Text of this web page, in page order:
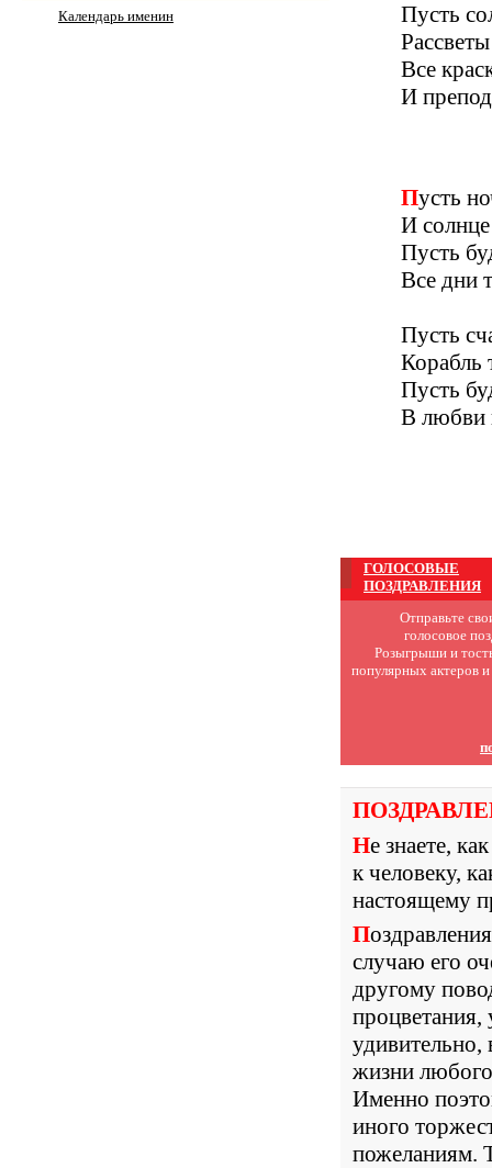
Пусть
Все
И
Пусть
И солнце
Пусть
Все дни
Пусть
Корабль
Пусть
В любви
ГОЛОСОВЫЕ
ПОЗДРАВЛЕНИЯ
Отправьте
голосовое
Розыгрыши и
популярных актеров
Не знаете, как красиво выразить свои чувства и хорошее отношение
к человеку,
настоящему
Поздравления в прозе, стихах, с днем рождения мужчине, по
случаю его
другому
процветания,
удивительно,
жизни любого
Именно
иного
пожеланиям.
Календарь именин